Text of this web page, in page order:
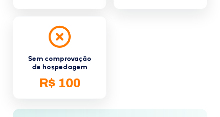
Sem comprovação
de hospedagem
R$ 100